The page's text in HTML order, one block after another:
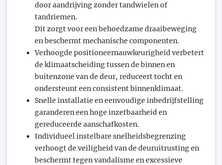
door aandrijving zonder tandwielen of
tandriemen.
Dit zorgt voor een behoedzame draaibeweging
en beschermt mechanische componenten.
Verhoogde positioneernauwkeurigheid verbetert
de klimaatscheiding tussen de binnen en
buitenzone van de deur, reduceert tocht en
ondersteunt een consistent binnenklimaat.
Snelle installatie en eenvoudige inbedrijfstelling
garanderen een hoge inzetbaarheid en
gereduceerde aanschafkosten.
Individueel instelbare snelheidsbegrenzing
verhoogt de veiligheid van de deuruitrusting en
beschermt tegen vandalisme en excessieve